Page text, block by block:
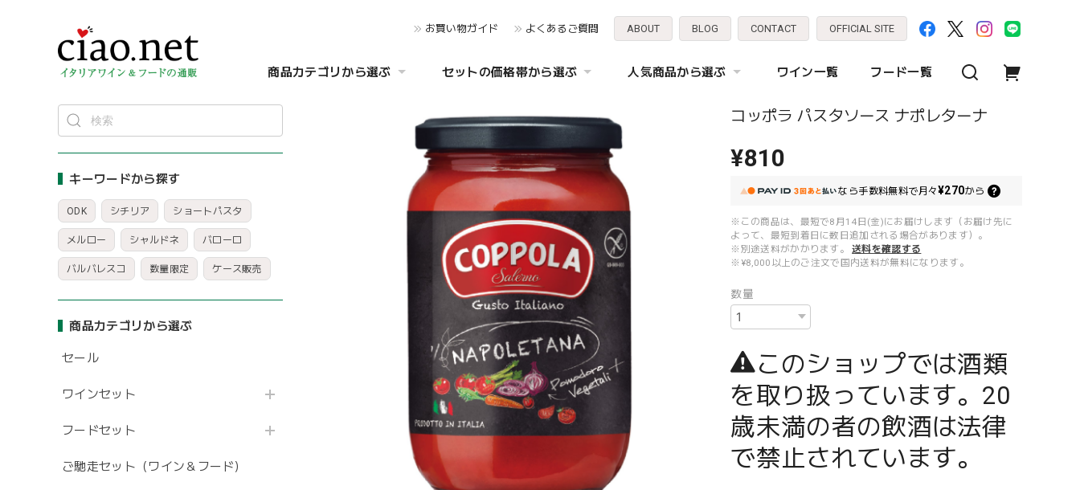
お買い物ガイド よくあるご質問 ABOUT BLOG CONTACT OFFICIAL SITE
商品カテゴリから選ぶ セットの価格帯から選ぶ 人気商品から選ぶ ワイン一覧 フード一覧
キーワードから探す
ODK シチリア ショートパスタ
メルロー シャルドネ バローロ
バルバレスコ 数量限定 ケース販売
商品カテゴリから選ぶ
セール
ワインセット
フードセット
ご馳走セット（ワイン＆フード）
コッポラ パスタソース ナポレターナ
¥810
なら手数料無料で月々¥270から
※この商品は、最短で8月14日(金)にお届けします（お届け先に
よって、最短到着日に数日追加される場合があります）。
※別途送料がかかります。
送料を確認する
※¥8,000以上のご注文で国内送料が無料になります。
数量
このショップでは酒類
を取り扱っています。20
歳未満の者の飲酒は法律
で禁止されています。